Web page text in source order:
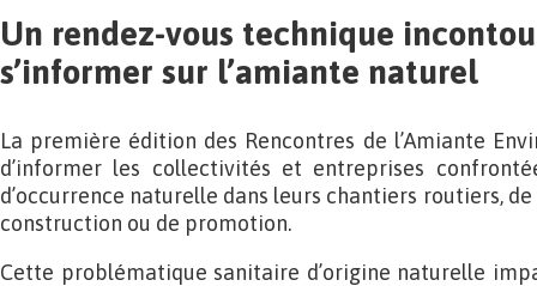
Un rendez-vous technique
s’informer sur l’amiante naturel
La première édition des Rencontres de l’Amiante
d’informer les collectivités et entreprises
d’occurrence naturelle dans leurs chantiers routiers,
construction ou de promotion.
Cette problématique sanitaire d’origine naturelle